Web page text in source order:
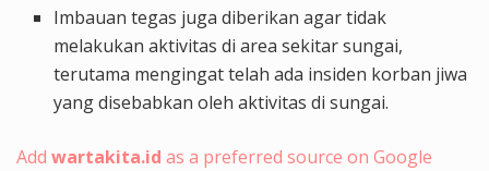
Imbauan tegas juga diberikan agar tidak
melakukan aktivitas di area sekitar sungai,
terutama mengingat telah ada insiden korban jiwa
yang disebabkan oleh aktivitas di sungai.
Add wartakita.id as a preferred source on Google